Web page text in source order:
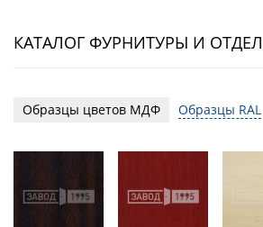
КАТАЛОГ ФУРНИТУРЫ И
Образцы цветов МДФ Образцы RAL